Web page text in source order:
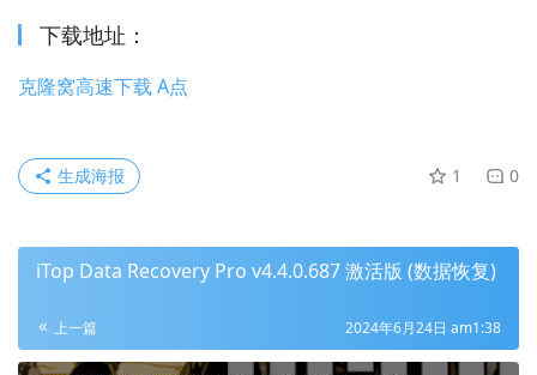
下载地址：
克隆窝高速下载 A点
1 0
生成海报
iTop Data Recovery Pro v4.4.0.687 激活版 (数据恢复)
上一篇 2024年6月24日 am1:38